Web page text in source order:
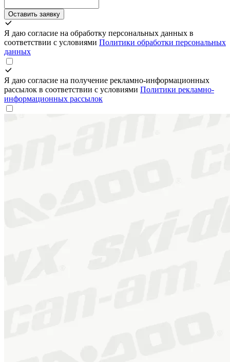
Оставить заявку
Я даю согласие на обработку персональных данных в
соответствии с условиями Политики обработки персональных
данных
Я даю согласие на получение рекламно-информационных
рассылок в соответствии с условиями Политики рекламно-
информационных рассылок